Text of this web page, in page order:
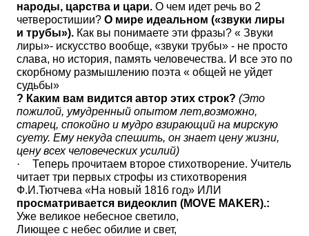
народы, царства и цари. О чем идет речь во 2
четверостишии? О мире идеальном («звуки лиры
и трубы»). Как вы понимаете эти фразы? « Звуки
лиры»- искусство вообще, «звуки трубы» - не просто
слава, но история, память человечества. И все это по
скорбному размышлению поэта « общей не уйдет
судьбы»
? Каким вам видится автор этих строк? (Это
пожилой, умудренный опытом лет,возможно,
старец, спокойно и мудро взирающий на мирскую
суету. Ему некуда спешить, он знает цену жизни,
цену всех человеческих усилий)
·
Теперь прочитаем второе стихотворение. Учитель
читает три первых строфы из стихотворения
Ф.И.Тютчева «На новый 1816 год» ИЛИ
просматривается видеоклип (MOVE MAKER).:
Уже великое небесное светило,
Лиющее с небес обилие и свет,